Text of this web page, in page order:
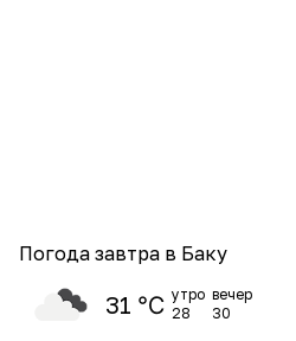
Погода завтра в Баку
31 ℃ утро
28
вечер
30